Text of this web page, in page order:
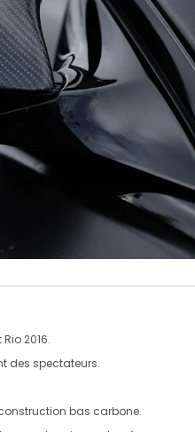
2016.
des spectateurs.
bas carbone.